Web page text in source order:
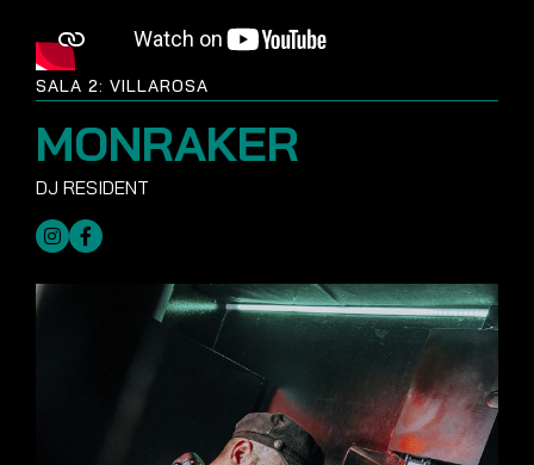
SALA 2: VILLAROSA
MONRAKER